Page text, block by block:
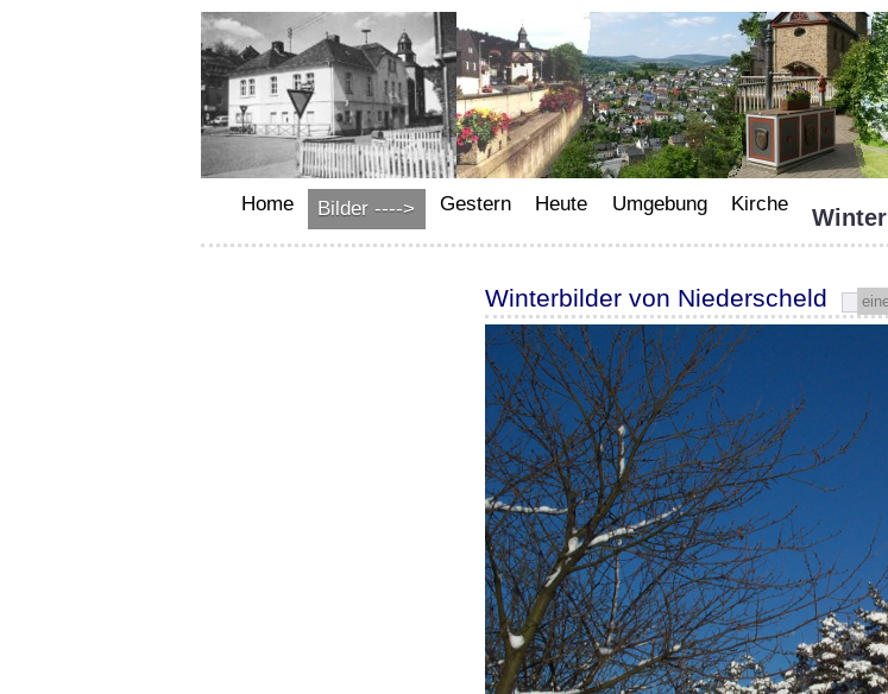
Home Bilder ----> Gestern Heute Umgebung Kirche
Winter
Winterbilder von Niederscheld